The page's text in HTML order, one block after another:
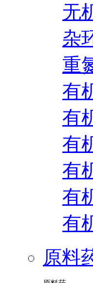
无
杂
重
有
有
有
有
有
有
原料